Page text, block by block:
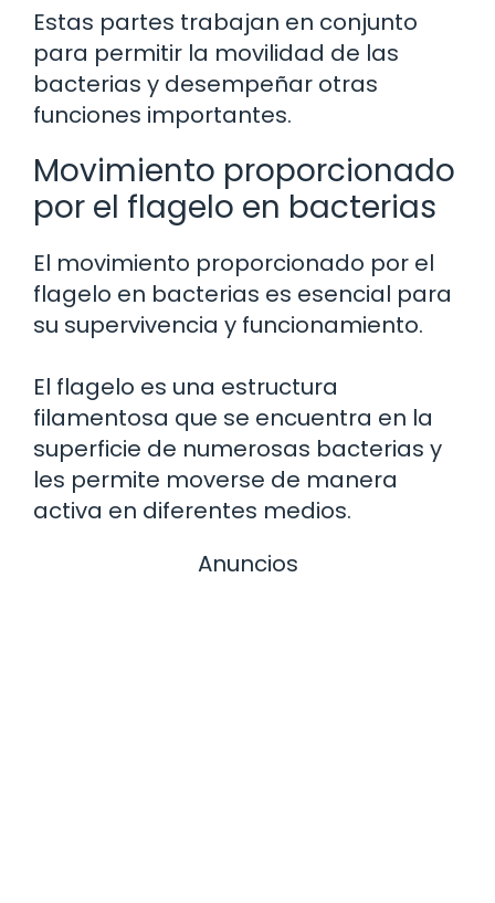
Estas partes trabajan en conjunto
para permitir la movilidad de las
bacterias y desempeñar otras
funciones importantes.
Movimiento proporcionado
por el flagelo en bacterias
El movimiento proporcionado por el
flagelo en bacterias es esencial para
su supervivencia y funcionamiento.
El flagelo es una estructura
filamentosa que se encuentra en la
superficie de numerosas bacterias y
les permite moverse de manera
activa en diferentes medios.
Anuncios